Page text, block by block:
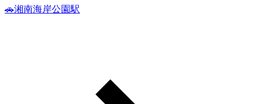
🚗湘南海岸公園駅